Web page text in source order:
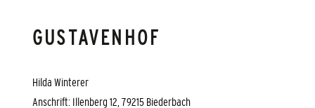
GUSTAVENHOF
Hilda Winterer
Anschrift: Illenberg 12, 79215 Biederbach